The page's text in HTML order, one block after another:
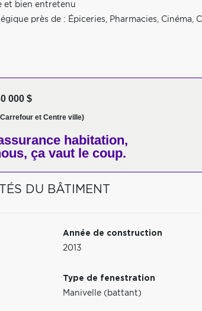
et bien entretenu
près de : Épiceries, Pharmacies,
000 $
et Centre ville)
habitation,
ça vaut le coup.
DU BÂTIMENT
Année de construction
2013
Type de fenestration
Manivelle (battant)